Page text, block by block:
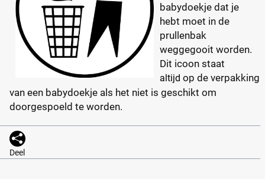
babydoekje dat je
hebt moet in de
prullenbak
weggegooit worden.
Dit icoon staat
altijdop de verpakking
van een babydoekje als het niet is geschikt om
doorgespoeld te worden.
Deel